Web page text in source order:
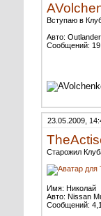
Вступаю в
Авто:
Сообщений: 19
23.05.2009,
Старожил
Имя: Николай
Авто: Nissan
Сообщений: